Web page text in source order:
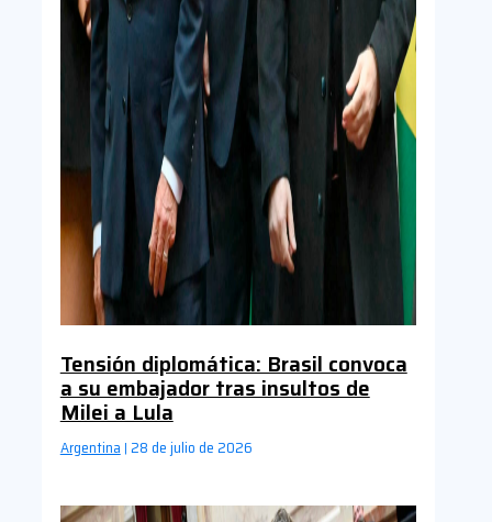
Tensión diplomática: Brasil convoca
a su embajador tras insultos de
Milei a Lula
Argentina | 28 de julio de 2026